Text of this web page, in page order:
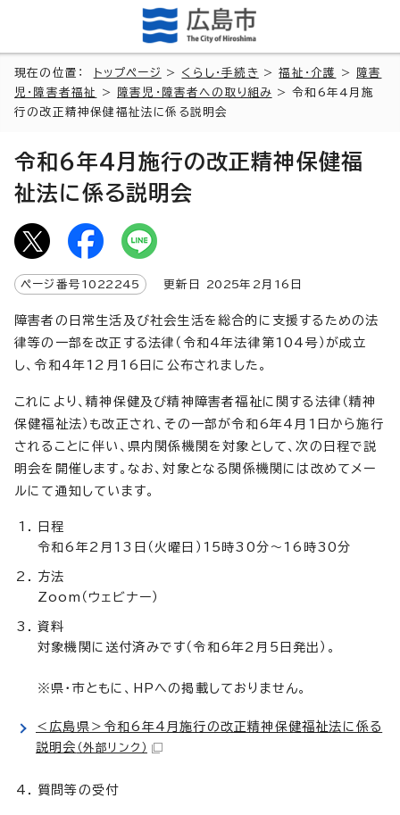
現在の位置： トップページ > くらし・手続き >福祉・介護 >
障害
児・障害者福祉
> 障害児・障害者への取り組み > 令和6年4月施
行の改正精神保健福祉法に係る説明会
令和6年4月施行の改正精神保健福
祉法に係る説明会
ページ番号 1022245 更新日 2025年2月 16 日
障害者の日常生活及び社会生活を総合的に支援するための法
律等の一部を改正する法律（令和4年法律第104号）が成立
し、令和4年12月16日に公布されました。
これにより、精神保健及び精神障害者福祉に関する法律（精神
保健福祉法）も改正され、その一部が令和6年4月1日から施行
されることに伴い、県内関係機関を対象として、次の日程で説
明会を開催します。なお、対象となる関係機関には改めてメー
ルにて通知しています。
日程
令和6年2月13日（火曜日）15時30分～16時30分
方法
Zoom（ウェビナー）
資料
対象機関に送付済みです（令和6年2月5日発出）。
※県・市ともに、HPへの掲載しておりません。
＜広島県＞令和6年4月施行の改正精神保健福祉法に係る
説明会 （外部リンク）
質問等の受付